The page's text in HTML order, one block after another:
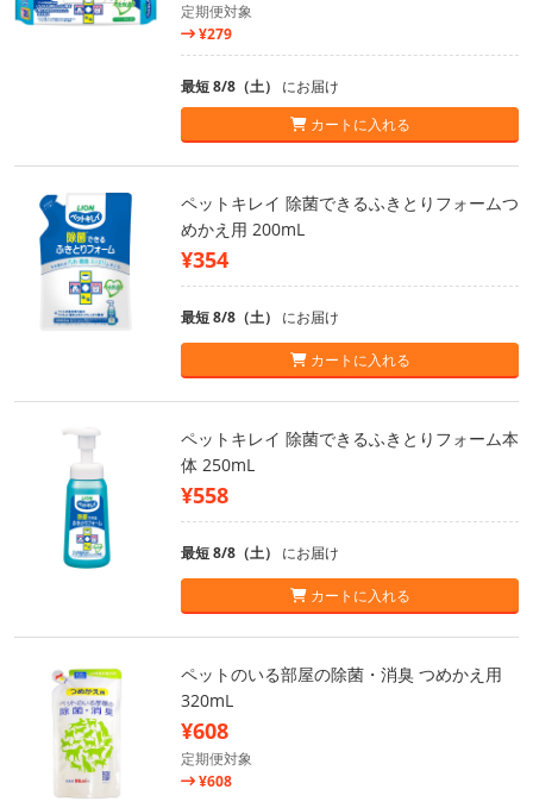
定期便対象
¥279
最短 8/8（土） にお届け
カートに入れる
ペットキレイ 除菌できるふきとりフォームつ
めかえ用 200mL
¥354
最短 8/8（土） にお届け
カートに入れる
ペットキレイ 除菌できるふきとりフォーム本
体 250mL
¥558
最短 8/8（土） にお届け
カートに入れる
ペットのいる部屋の除菌・消臭 つめかえ用
320mL
¥608
定期便対象
¥608